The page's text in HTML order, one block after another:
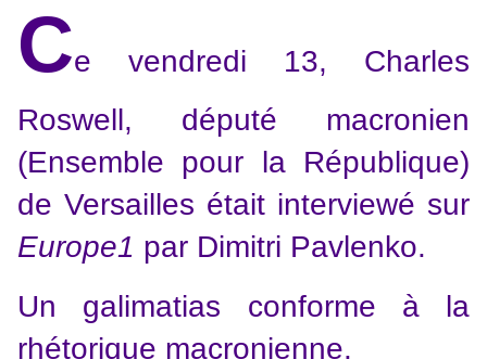
Ce vendredi 13, Charles
Roswell, député macronien
(Ensemble pour la République)
de Versailles était interviewé sur
Europe1 par Dimitri Pavlenko.
Un galimatias conforme à la
rhétorique macronienne.